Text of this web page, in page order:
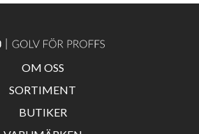
OM OSS
SORTIMENT
BUTIKER